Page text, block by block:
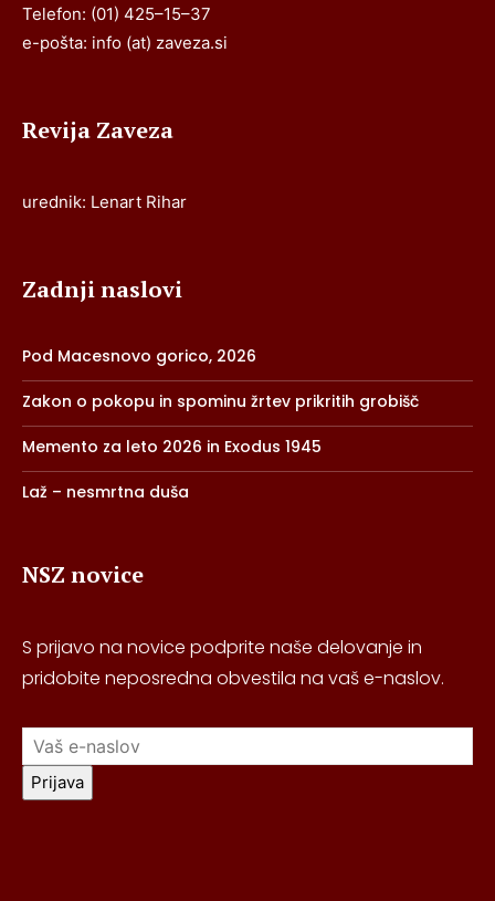
Telefon: (01) 425–15–37
e-pošta: info (at) zaveza.si
Revija Zaveza
urednik: Lenart Rihar
Zadnji naslovi
Pod Macesnovo gorico, 2026
Zakon o pokopu in spominu žrtev prikritih grobišč
Memento za leto 2026 in Exodus 1945
Laž – nesmrtna duša
NSZ novice
S prijavo na novice podprite naše delovanje in
pridobite neposredna obvestila na vaš e-naslov.
Prijava